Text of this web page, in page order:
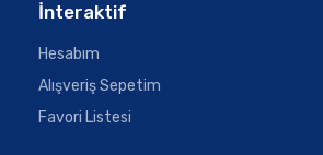
İnteraktif
Hesabım
Alışveriş Sepetim
Favori Listesi